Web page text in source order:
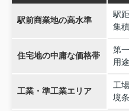
駅前商業地の高水準
駅
集
住宅地の中庸な価格帯
第
用
工業・準工業エリア
工
境